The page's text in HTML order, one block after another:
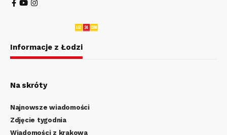
Informacje z Łodzi
Na skróty
Najnowsze wiadomości
Zdjęcie tygodnia
Wiadomości z krakowa